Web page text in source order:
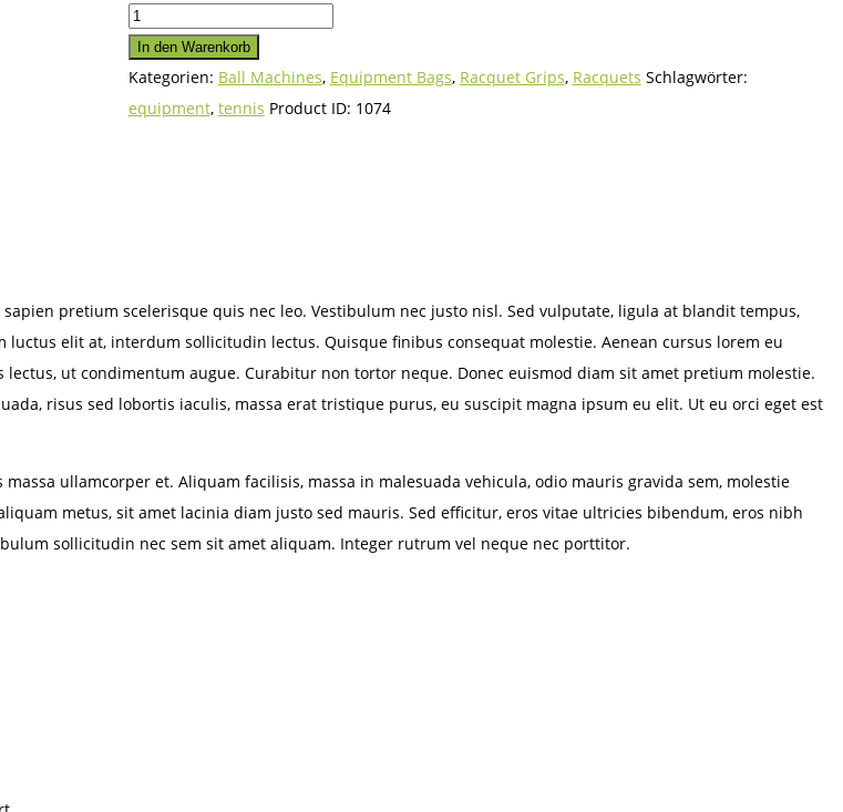
Tourna
Fill
&
Drill
In den Warenkorb
Kategorien: Ball Machines, Equipment Bags, Racquet Grips, Racquets Schlagwörter:
equipment, tennis Product ID: 1074
pretium scelerisque quis nec leo. Vestibulum nec justo nisl. Sed vulputate, ligula at blandit tempus,
elit at, interdum sollicitudin lectus. Quisque finibus consequat molestie. Aenean cursus lorem eu
ut condimentum augue. Curabitur non tortor neque. Donec euismod diam sit amet pretium molestie.
risus sed lobortis iaculis, massa erat tristique purus, eu suscipit magna ipsum eu elit. Ut eu orci eget est
ullamcorper et. Aliquam facilisis, massa in malesuada vehicula, odio mauris gravida sem, molestie
metus, sit amet lacinia diam justo sed mauris. Sed efficitur, eros vitae ultricies bibendum, eros nibh
sollicitudin nec sem sit amet aliquam. Integer rutrum vel neque nec porttitor.